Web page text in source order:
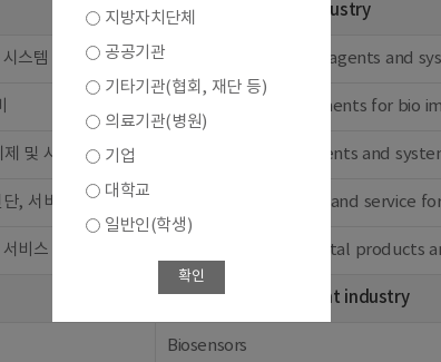
Bioenvironmental Industry
스템 Biological treatment agents and
Materials and equipments for bio
및 시스템 Bioenvironmental agents and
, 서비스 Measuring apparatus and service
비스 Other bioenvironmental products
Biomedical equipment industry
Biosensors
지방자치단체
공공기관
기타기관(협회, 재단 등)
의료기관(병원)
기업
대학교
일반인(학생)
확인